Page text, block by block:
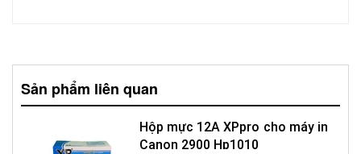
Sản phẩm liên quan
Hộp mực 12A XPpro cho máy in
Canon 2900 Hp1010